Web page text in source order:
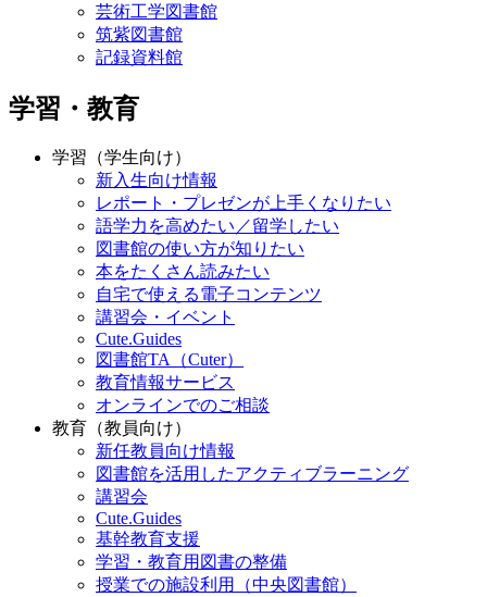
芸術工学図書館
筑紫図書館
記録資料館
学習・教育
学習（学生向け）
新入生向け情報
レポート・プレゼンが上手くなりたい
語学力を高めたい／留学したい
図書館の使い方が知りたい
本をたくさん読みたい
自宅で使える電子コンテンツ
講習会・イベント
Cute.Guides
図書館TA（Cuter）
教育情報サービス
オンラインでのご相談
教育（教員向け）
新任教員向け情報
図書館を活用したアクティブラーニング
講習会
Cute.Guides
基幹教育支援
学習・教育用図書の整備
授業での施設利用（中央図書館）